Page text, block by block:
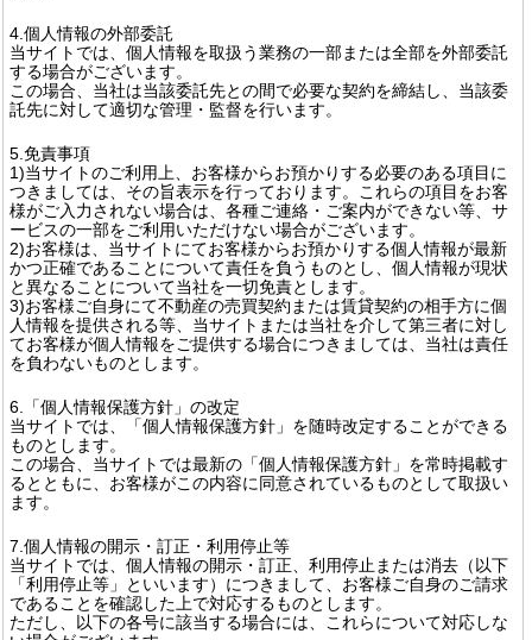
4.個人情報の外部委託
当サイトでは、個人情報を取扱う業務の一部または全部を外部委託
する場合がございます。
この場合、当社は当該委託先との間で必要な契約を締結し、当該委
託先に対して適切な管理・監督を行います。
5.免責事項
1)当サイトのご利用上、お客様からお預かりする必要のある項目に
つきましては、その旨表示を行っております。これらの項目をお客
様がご入力されない場合は、各種ご連絡・ご案内ができない等、サ
ービスの一部をご利用いただけない場合がございます。
2)お客様は、当サイトにてお客様からお預かりする個人情報が最新
かつ正確であることについて責任を負うものとし、個人情報が現状
と異なることについて当社を一切免責とします。
3)お客様ご自身にて不動産の売買契約または賃貸契約の相手方に個
人情報を提供される等、当サイトまたは当社を介して第三者に対し
てお客様が個人情報をご提供する場合につきましては、当社は責任
を負わないものとします。
6.「個人情報保護方針」の改定
当サイトでは、「個人情報保護方針」を随時改定することができる
ものとします。
この場合、当サイトでは最新の「個人情報保護方針」を常時掲載す
るとともに、お客様がこの内容に同意されているものとして取扱い
ます。
7.個人情報の開示・訂正・利用停止等
当サイトでは、個人情報の開示・訂正、利用停止または消去（以下
「利用停止等」といいます）につきまして、お客様ご自身のご請求
であることを確認した上で対応するものとします。
ただし、以下の各号に該当する場合には、これらについて対応しな